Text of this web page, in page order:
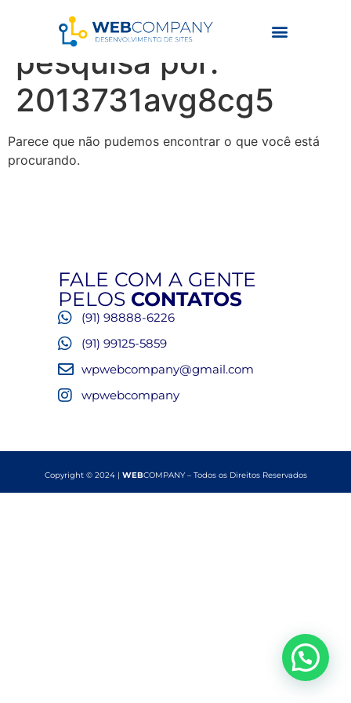
Resultados da
pesquisa por:
2013731avg8cg5
Parece que não pudemos encontrar o que você está
procurando.
FALE COM A GENTE
PELOS CONTATOS
(91) 98888-6226
(91) 99125-5859
wpwebcompany@gmail.com
wpwebcompany
Copyright © 2024 | WEBCOMPANY – Todos os Direitos Reservados